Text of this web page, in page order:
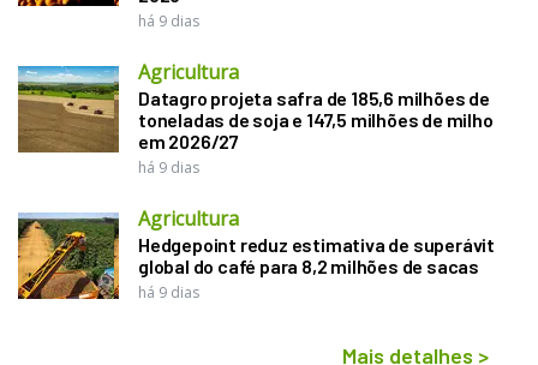
há 9 dias
Agricultura
Datagro projeta safra de 185,6 milhões de
toneladas de soja e 147,5 milhões de milho
em 2026/27
há 9 dias
Agricultura
Hedgepoint reduz estimativa de superávit
global do café para 8,2 milhões de sacas
há 9 dias
Mais detalhes >